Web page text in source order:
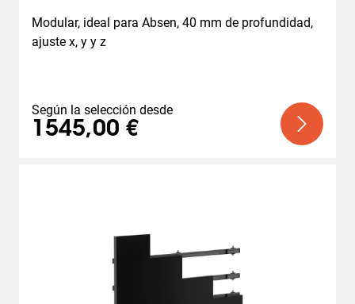
Modular, ideal para Absen, 40 mm de profundidad,
ajuste x, y y z
Según la selección desde
1545,00 €